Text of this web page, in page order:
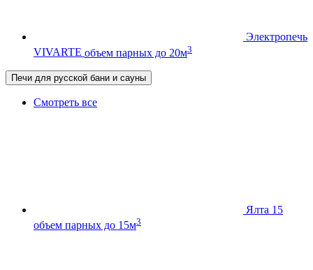
Электропечь
VIVARTE объем парных до 20м3
Печи для русской бани и сауны
Смотреть все
Ялта 15
объем парных до 15м3